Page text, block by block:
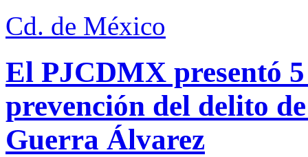
Cd. de México
El PJCDMX presentó
prevención del delito
Guerra Álvarez